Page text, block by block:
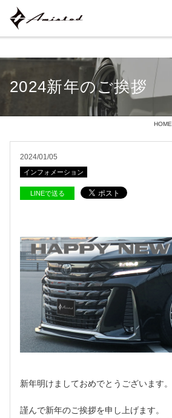
2024新年のご挨拶
HOME
2024/01/05
インフォメーション
LINEで送る
新年明けましておめでとうございます。
謹んで新年のご挨拶を申し上げます。